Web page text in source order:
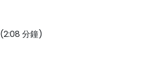
(2:08 分鐘)